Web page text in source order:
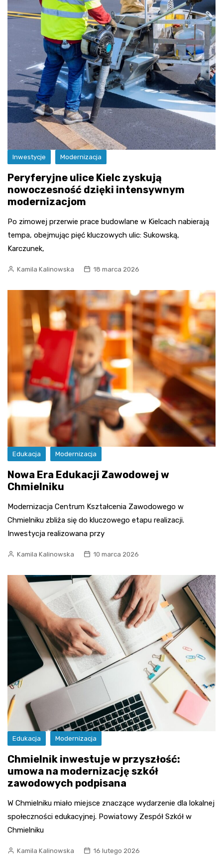
Inwestycje Modernizacja
Peryferyjne ulice Kielc zyskują
nowoczesność dzięki intensywnym
modernizacjom
Po zimowej przerwie prace budowlane w Kielcach nabierają
tempa, obejmując pięć kluczowych ulic: Sukowską,
Karczunek,
Kamila Kalinowska 18 marca 2026
Edukacja Modernizacja
Nowa Era Edukacji Zawodowej w
Chmielniku
Modernizacja Centrum Kształcenia Zawodowego w
Chmielniku zbliża się do kluczowego etapu realizacji.
Inwestycja realizowana przy
Kamila Kalinowska 10 marca 2026
Edukacja Modernizacja
Chmielnik inwestuje w przyszłość:
umowa na modernizację szkół
zawodowych podpisana
W Chmielniku miało miejsce znaczące wydarzenie dla lokalnej
społeczności edukacyjnej. Powiatowy Zespół Szkół w
Chmielniku
Kamila Kalinowska 16 lutego 2026